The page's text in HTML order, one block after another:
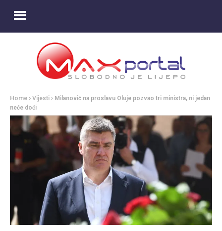
Home Vijesti
Milanović na proslavu Oluje pozvao tri ministra, ni jedan
neće doći